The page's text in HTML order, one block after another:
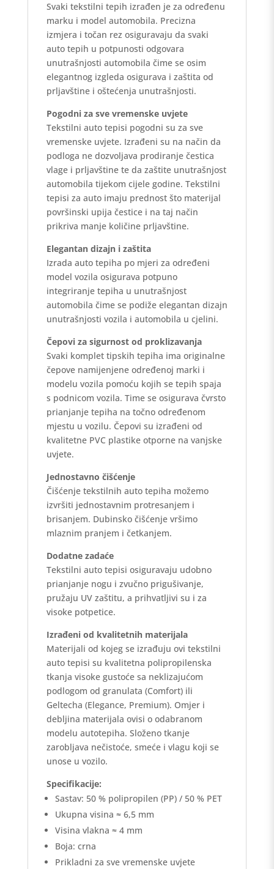
Svaki tekstilni tepih izrađen je za određenu
marku i model automobila. Precizna
izmjera i točan rez osiguravaju da svaki
auto tepih u potpunosti odgovara
unutrašnjosti automobila čime se osim
elegantnog izgleda osigurava i zaštita od
prljavštine i oštećenja unutrašnjosti.
Pogodni za sve vremenske uvjete
Tekstilni auto tepisi pogodni su za sve
vremenske uvjete. Izrađeni su na način da
podloga ne dozvoljava prodiranje čestica
vlage i prljavštine te da zaštite unutrašnjost
automobila tijekom cijele godine. Tekstilni
tepisi za auto imaju prednost što materijal
površinski upija čestice i na taj način
prikriva manje količine prljavštine.
Elegantan dizajn i zaštita
Izrada auto tepiha po mjeri za određeni
model vozila osigurava potpuno
integriranje tepiha u unutrašnjost
automobila čime se podiže elegantan dizajn
unutrašnjosti vozila i automobila u cjelini.
Čepovi za sigurnost od proklizavanja
Svaki komplet tipskih tepiha ima originalne
čepove namijenjene određenoj marki i
modelu vozila pomoću kojih se tepih spaja
s podnicom vozila. Time se osigurava čvrsto
prianjanje tepiha na točno određenom
mjestu u vozilu. Čepovi su izrađeni od
kvalitetne PVC plastike otporne na vanjske
uvjete.
Jednostavno čišćenje
Čišćenje tekstilnih auto tepiha možemo
izvršiti jednostavnim protresanjem i
brisanjem. Dubinsko čišćenje vršimo
mlaznim pranjem i četkanjem.
Dodatne zadaće
Tekstilni auto tepisi osiguravaju udobno
prianjanje nogu i zvučno prigušivanje,
pružaju UV zaštitu, a prihvatljivi su i za
visoke potpetice.
Izrađeni od kvalitetnih materijala
Materijali od kojeg se izrađuju ovi tekstilni
auto tepisi su kvalitetna polipropilenska
tkanja visoke gustoće sa neklizajućom
podlogom od granulata (Comfort) ili
Geltecha (Elegance, Premium). Omjer i
debljina materijala ovisi o odabranom
modelu autotepiha. Složeno tkanje
zarobljava nečistoće, smeće i vlagu koji se
unose u vozilo.
Specifikacije:
Sastav: 50 % polipropilen (PP) / 50 % PET
Ukupna visina ≈ 6,5 mm
Visina vlakna ≈ 4 mm
Boja: crna
Prikladni za sve vremenske uvjete